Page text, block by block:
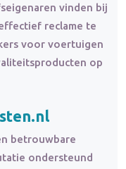
vinden bij
reclame te
voor voertuigen
op
betrouwbare
ondersteund